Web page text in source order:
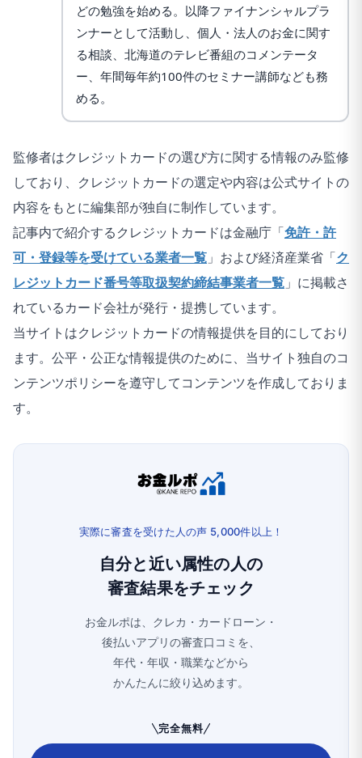
どの勉強を始める。以降ファイナンシャルプラ
ンナーとして活動し、個人・法人のお金に関す
る相談、北海道のテレビ番組のコメンテータ
ー、年間毎年約100件のセミナー講師なども務
める。
監修者はクレジットカードの選び方に関する情報のみ監修
しており、クレジットカードの選定や内容は公式サイトの
内容をもとに編集部が独自に制作しています。
記事内で紹介するクレジットカードは金融庁「免許・許
可・登録等を受けている業者一覧 」および経済産業省「ク
レジットカード番号等取扱契約締結事業者一覧 」に掲載さ
れているカード会社が発行・提携しています。
当サイトはクレジットカードの情報提供を目的にしており
ます。公平・公正な情報提供のために、当サイト独自のコ
ンテンツポリシーを遵守してコンテンツを作成しておりま
す。
実際に審査を受けた人の声 5,000件以上！
自分と近い属性の人の
審査結果をチェック
お金ルポは、クレカ・カードローン・
後払いアプリの審査口コミを、
年代・年収・職業などから
かんたんに絞り込めます。
完全無料